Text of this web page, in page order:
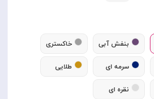
بنفش آبی خاکستری
سرمه ای طلایی
نقره ای